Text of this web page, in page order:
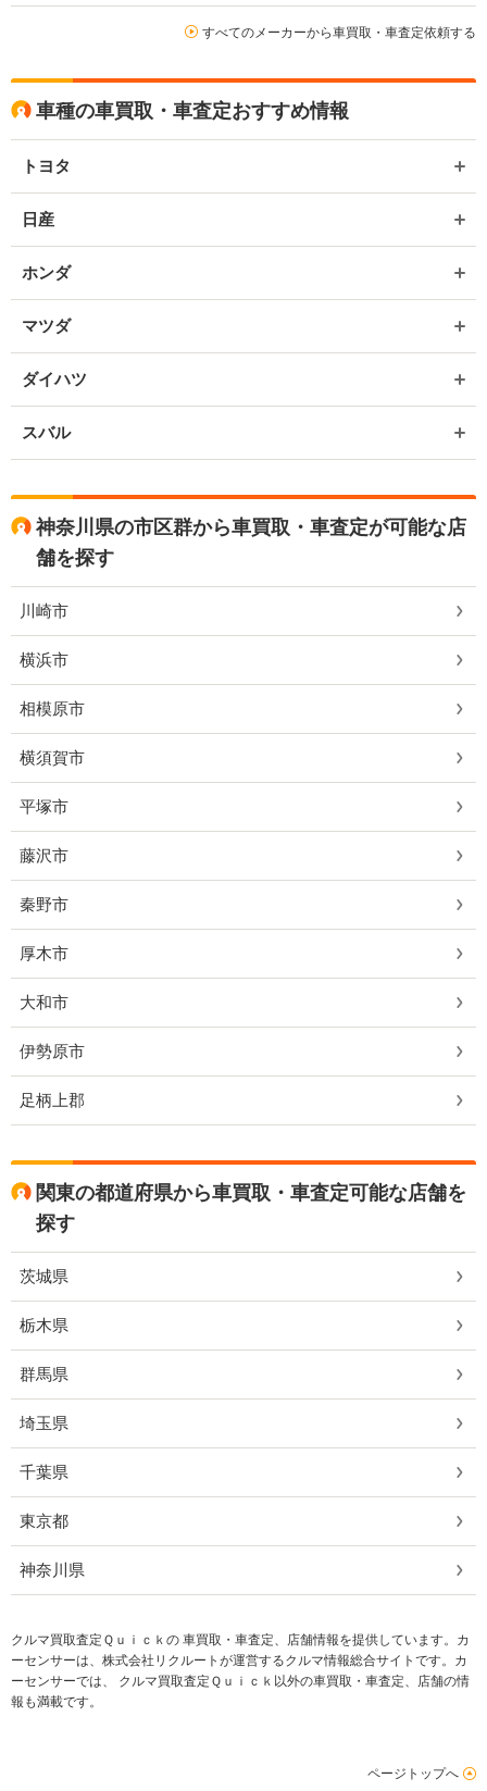
すべてのメーカーから車買取・車査定依頼する
車種の車買取・車査定おすすめ情報
トヨタ
日産
ホンダ
マツダ
ダイハツ
スバル
神奈川県の市区群から車買取・車査定が可能な店
舗を探す
川崎市
横浜市
相模原市
横須賀市
平塚市
藤沢市
秦野市
厚木市
大和市
伊勢原市
足柄上郡
関東の都道府県から車買取・車査定可能な店舗を
探す
茨城県
栃木県
群馬県
埼玉県
千葉県
東京都
神奈川県
クルマ買取査定Ｑｕｉｃｋの 車買取・車査定、店舗情報を提供しています。カ
ーセンサーは、株式会社リクルートが運営するクルマ情報総合サイトです。カ
ーセンサーでは、 クルマ買取査定Ｑｕｉｃｋ以外の車買取・車査定、店舗の情
報も満載です。
ページトップへ